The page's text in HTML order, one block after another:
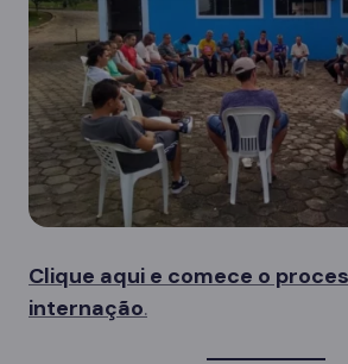
Clique aqui e comece o
internação.